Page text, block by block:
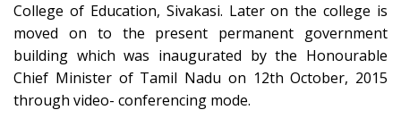
College of Education, Sivakasi. Later on the college is
moved on to the present permanent government
building which was inaugurated by the Honourable
Chief Minister of Tamil Nadu on 12th October, 2015
through video- conferencing mode.